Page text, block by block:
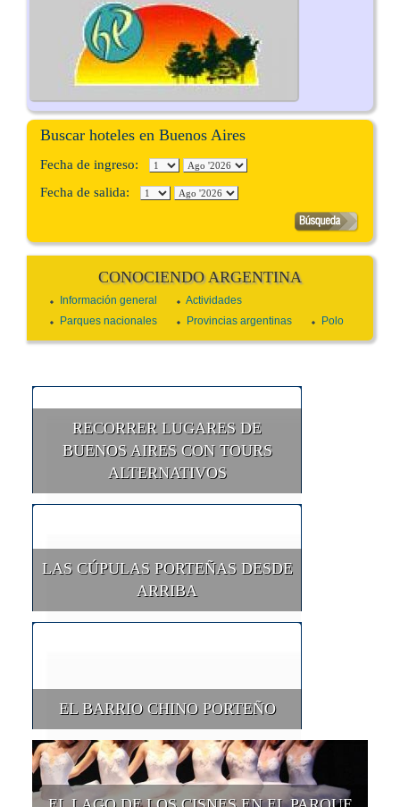
Buscar hoteles en Buenos Aires
Fecha de ingreso:
Fecha de salida:
CONOCIENDO ARGENTINA
Información general
Actividades
Parques nacionales
Provincias argentinas Polo
RECORRER LUGARES DE
BUENOS AIRES CON TOURS
ALTERNATIVOS
LAS CÚPULAS PORTEÑAS DESDE
ARRIBA
EL BARRIO CHINO PORTEÑO